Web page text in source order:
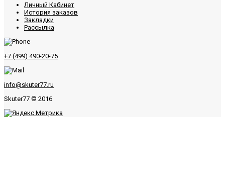
Личный Кабинет
История заказов
Закладки
Рассылка
+7 (499) 490-20-75
info@skuter77.ru
Skuter77 © 2016